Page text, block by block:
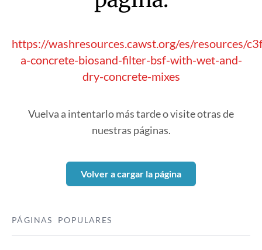
https://washresources.cawst.org/es/resources/
a-concrete-biosand-filter-bsf-with-wet-and-
dry-concrete-mixes
Vuelva a intentarlo más tarde o visite otras de
nuestras páginas.
Volver a cargar la página
PÁGINAS POPULARES